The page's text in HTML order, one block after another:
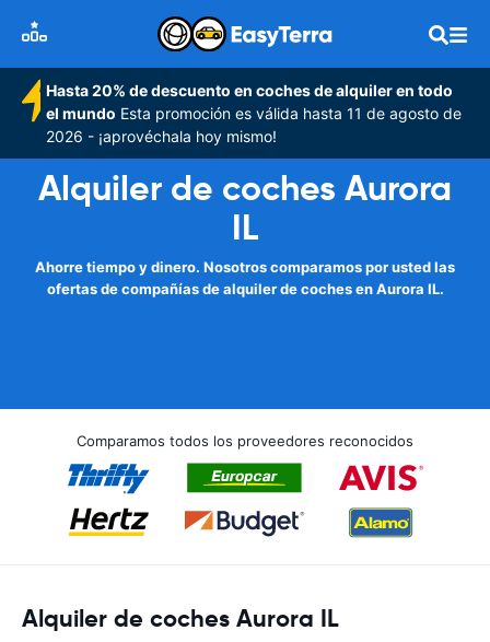
Hasta 20% de descuento en coches de alquiler en todo
el mundo Esta promoción es válida hasta 11 de agosto de
2026 - ¡aprovéchala hoy mismo!
Alquiler de coches Aurora
IL
Ahorre tiempo y dinero. Nosotros comparamos por usted las
ofertas de compañías de alquiler de coches en Aurora IL.
Comparamos todos los proveedores reconocidos
Alquiler de coches Aurora IL